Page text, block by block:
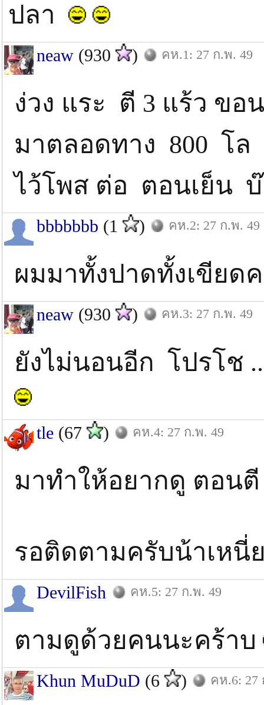
ปลา
neaw (930 ) คห.1: 27 ก.พ. 49
ง่วง แระ ตี 3 แร้ว ข
มาตลอดทาง 800 โล
ไว้โพส ต่อ ตอนเย็น
bbbbbbb (1 ) คห.2: 27 ก.พ. 49
ผมมาทั้งปาดทั้งเขียดค
neaw (930 ) คห.3: 27 ก.พ. 49
ยังไม่นอนอีก โปรโช
tle (67 ) คห.4: 27 ก.พ. 49
มาทำให้อยากดู ตอน
รอติดตามครับน้าเหนี่
DevilFish คห.5: 27 ก.พ. 49
ตามดูด้วยคนนะคร้าบ
Khun MuDuD (6 ) คห.6: 27